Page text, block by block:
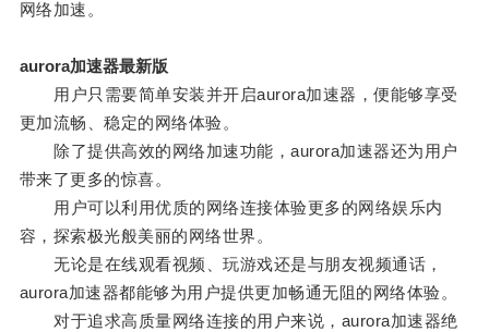
网络加速。
aurora加速器最新版
用户只需要简单安装并开启aurora加速器，便能够享受
更加流畅、稳定的网络体验。
除了提供高效的网络加速功能，aurora加速器还为用户
带来了更多的惊喜。
用户可以利用优质的网络连接体验更多的网络娱乐内
容，探索极光般美丽的网络世界。
无论是在线观看视频、玩游戏还是与朋友视频通话，
aurora加速器都能够为用户提供更加畅通无阻的网络体验。
对于追求高质量网络连接的用户来说，aurora加速器绝